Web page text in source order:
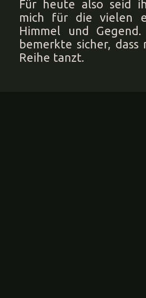
Für heute also seid
mich für die vielen
Himmel und
bemerkte sicher,
Reihe tanzt.